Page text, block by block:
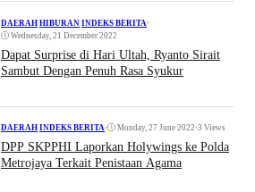
DAERAH HIBURAN INDEKS BERITA •
Wednesday, 21 December 2022
Dapat Surprise di Hari Ultah, Ryanto Sirait
Sambut Dengan Penuh Rasa Syukur
DAERAH INDEKS BERITA• Monday, 27 June 2022 •3 Views
DPP SKPPHI Laporkan Holywings ke Polda
Metrojaya Terkait Penistaan Agama